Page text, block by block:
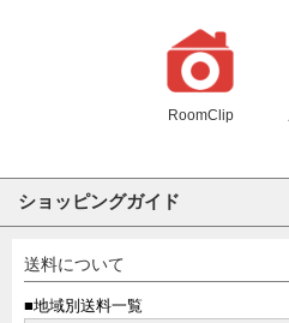
RoomClip
ショッピングガイド
送料について
■地域別送料一覧